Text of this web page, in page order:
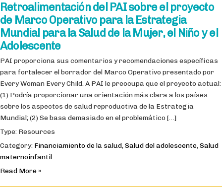
Retroalimentación del PAI sobre el proyecto
de Marco Operativo para la Estrategia
Mundial para la Salud de la Mujer, el Niño y el
Adolescente
PAI proporciona sus comentarios y recomendaciones específicas
para fortalecer el borrador del Marco Operativo presentado por
Every Woman Every Child. A PAI le preocupa que el proyecto actual:
(1) Podría proporcionar una orientación más clara a los países
sobre los aspectos de salud reproductiva de la Estrategia
Mundial; (2) Se basa demasiado en el problemático […]
Type: Resources
Category: Financiamiento de la salud,Salud del adolescente,Salud
maternoinfantil
Read More »